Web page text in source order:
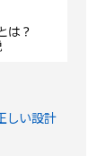
しい設計